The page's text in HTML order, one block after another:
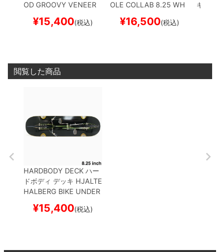
OD GROOVY VENEER
ード スケボー
¥15,400(税込)
OLE COLLAB 8.25 WH
ード スケボー
¥16,500(税込)
キ
閲覧した商品
HARDBODY DECK ハー
ドボディ デッキ HJALTE
HALBERG BIKE UNDER
EEL WELLSスケートボ
¥15,400(税込)